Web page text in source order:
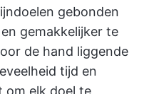
gebonden
gemakkelijker te
de hand liggende
tijd en
om elk doel te